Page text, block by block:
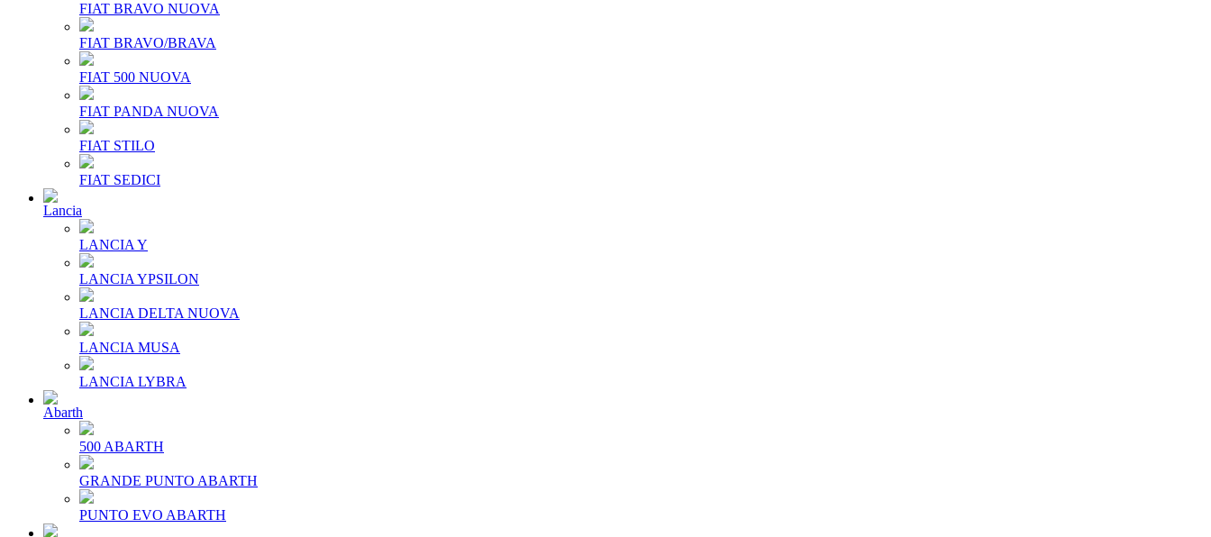
FIAT BRAVO NUOVA
FIAT BRAVO/BRAVA
FIAT 500 NUOVA
FIAT PANDA NUOVA
FIAT STILO
FIAT SEDICI
Lancia
LANCIA Y
LANCIA YPSILON
LANCIA DELTA NUOVA
LANCIA MUSA
LANCIA LYBRA
Abarth
500 ABARTH
GRANDE PUNTO ABARTH
PUNTO EVO ABARTH